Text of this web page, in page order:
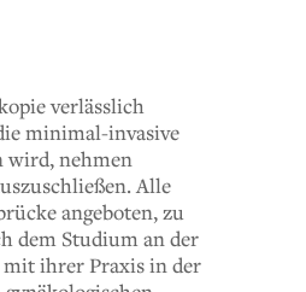
verlässlich
minimal-invasive
wird, nehmen
Alle
angeboten, zu
dem Studium an der
ihrer Praxis in der